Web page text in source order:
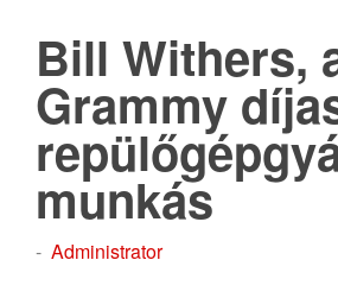
Bill Withers,
Grammy
munkás
- Administrator